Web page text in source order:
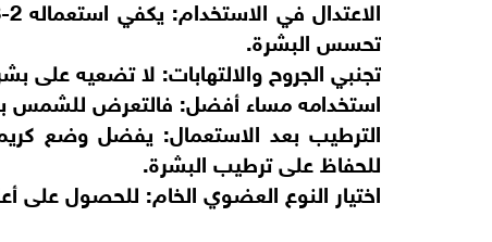
تحسس البشرة.
تجنبي الجروح والالتهابات: لا تضعيه على
استخدامه مساء أفضل: فالتعرض للشمس
الترطيب بعد الاستعمال: يفضل وضع
للحفاظ على ترطيب البشرة.
اختيار النوع العضوي الخام: للحصول على